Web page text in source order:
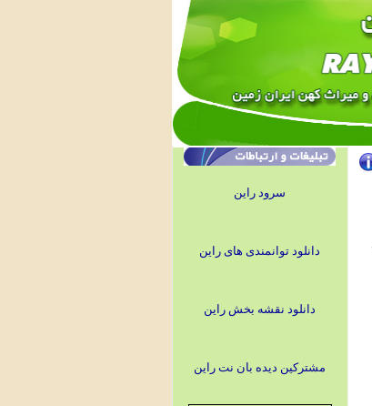
سرود راین
دانلود توانمندی های راین
دانلود نقشه بخش راین
مشترکین دیده بان نت راین